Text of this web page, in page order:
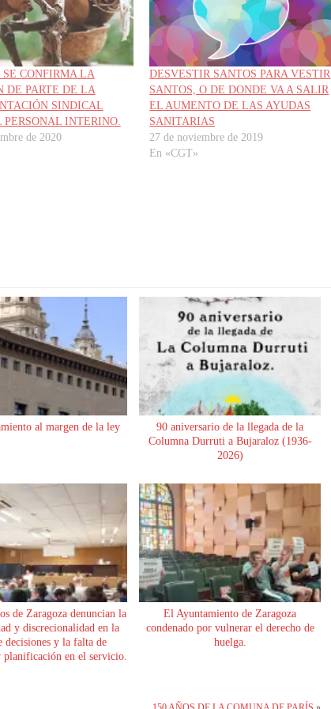
SE CONFIRMA LA
DE PARTE DE LA
SINDICAL
PERSONAL INTERINO.
de 2020
DESVESTIR SANTOS PARA VESTIR
SANTOS, O DE DONDE VA A SALIR
EL AUMENTO DE LAS AYUDAS
SANITARIAS
27 de noviembre de 2019
En «CGT»
al margen de la ley
90 aniversario de la llegada de la
Columna Durruti a Bujaraloz (1936-
2026)
de Zaragoza denuncian la
y discrecionalidad en la
decisiones y la falta de
en el servicio.
El Ayuntamiento de Zaragoza
condenado por vulnerar el derecho de
huelga.